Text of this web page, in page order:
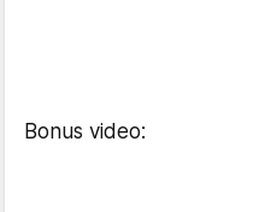
Bonus video: